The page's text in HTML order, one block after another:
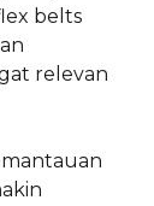
belts
relevan